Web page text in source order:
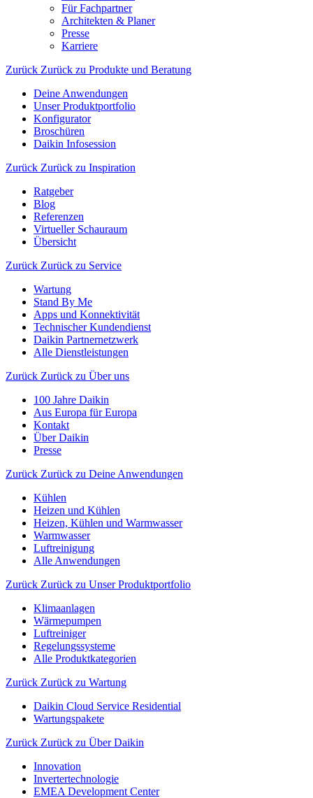
Für Fachpartner
Architekten & Planer
Presse
Karriere
Zurück Zurück zu Produkte und Beratung
Deine Anwendungen
Unser Produktportfolio
Konfigurator
Broschüren
Daikin Infosession
Zurück Zurück zu Inspiration
Ratgeber
Blog
Referenzen
Virtueller Schauraum
Übersicht
Zurück Zurück zu Service
Wartung
Stand By Me
Apps und Konnektivität
Technischer Kundendienst
Daikin Partnernetzwerk
Alle Dienstleistungen
Zurück Zurück zu Über uns
100 Jahre Daikin
Aus Europa für Europa
Kontakt
Über Daikin
Presse
Zurück Zurück zu Deine Anwendungen
Kühlen
Heizen und Kühlen
Heizen, Kühlen und Warmwasser
Warmwasser
Luftreinigung
Alle Anwendungen
Zurück Zurück zu Unser Produktportfolio
Klimaanlagen
Wärmepumpen
Luftreiniger
Regelungssysteme
Alle Produktkategorien
Zurück Zurück zu Wartung
Daikin Cloud Service Residential
Wartungspakete
Zurück Zurück zu Über Daikin
Innovation
Invertertechnologie
EMEA Development Center